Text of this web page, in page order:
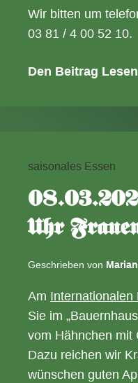
Wir bitten um
03 81 / 4 00 52 10.
Den Beitrag Lesen
saisonales Essen
Uhr
Geschrieben von
Am Internationalen
Sie im
vom Hähnchen mit
Dazu reichen wir
wünschen guten